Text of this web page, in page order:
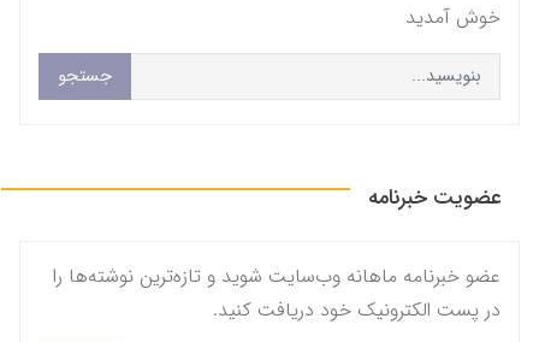
خوش آمديد
جستجو
عضویت خبرنامه
عضو خبرنامه ماهانه وب‌سایت شوید و تازه‌ترین نوشته‌ها را
در پست الکترونیک خود دریافت کنید.